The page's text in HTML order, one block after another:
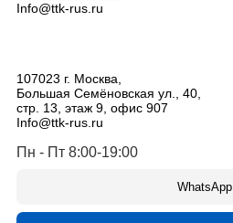
Info@ttk-rus.ru
107023 г. Москва,
Большая Семёновская ул., 40,
стр. 13, этаж 9, офис 907
Info@ttk-rus.ru
Пн - Пт 8:00-19:00
WhatsApp